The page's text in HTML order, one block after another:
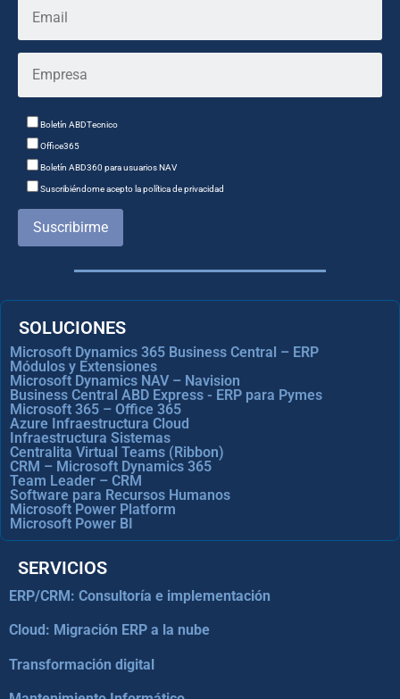
Boletín ABDTecnico
Office365
Boletín ABD360 para usuarios NAV
Suscribiéndome acepto la política de privacidad
Suscribirme
SOLUCIONES
Microsoft Dynamics 365 Business Central – ERP
Módulos y Extensiones
Microsoft Dynamics NAV – Navision
Business Central ABD Express - ERP para Pymes
Microsoft 365 – Office 365
Azure Infraestructura Cloud
Infraestructura Sistemas
Centralita Virtual Teams (Ribbon)
CRM – Microsoft Dynamics 365
Team Leader – CRM
Software para Recursos Humanos
Microsoft Power Platform
Microsoft Power BI
SERVICIOS
ERP/CRM: Consultoría e implementación
Cloud: Migración ERP a la nube
Transformación digital